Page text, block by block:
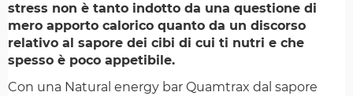
stress non è tanto indotto da una questione di
mero apporto calorico quanto da un discorso
relativo al sapore dei cibi di cui ti nutri e che
spesso è poco appetibile.
Con una Natural energy bar Quamtrax dal sapore